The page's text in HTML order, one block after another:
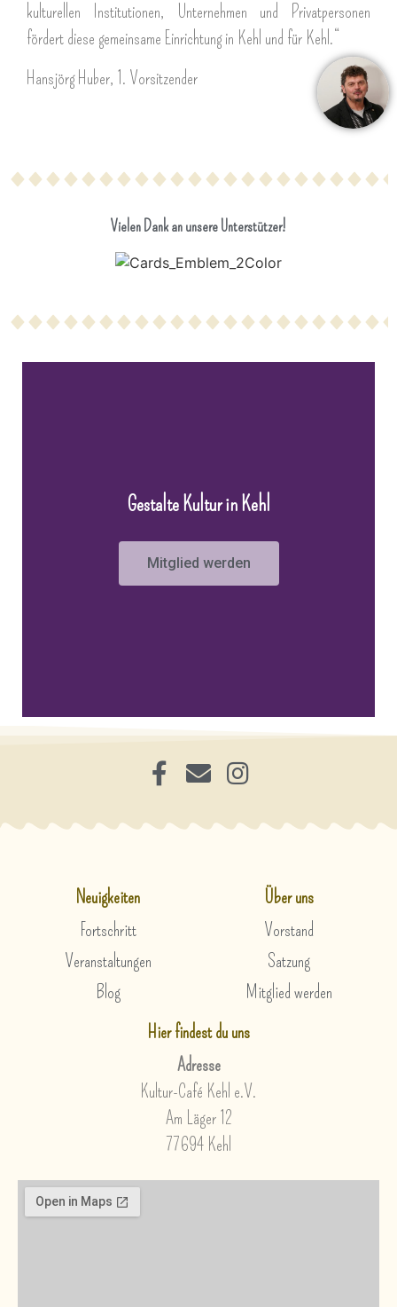
kulturellen Institutionen, Unternehmen und Privatpersonen
fördert diese gemeinsame Einrichtung in Kehl und für Kehl.“
Hansjörg Huber, 1. Vorsitzender
Vielen Dank an unsere Unterstützer!
Gestalte Kultur in Kehl
Mitglied werden
Neuigkeiten
Fortschritt
Veranstaltungen
Blog
Über uns
Vorstand
Satzung
Mitglied werden
Hier findest du uns
Adresse
Kultur-Café Kehl e.V.
Am Läger 12
77694 Kehl